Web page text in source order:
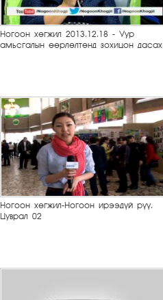
Ногоон хөгжил 2013.12.18 - Уур
амьсгалын өөрлөлтөнд зохицон дасах
Ногоон хөгжил-Ногоон ирээдүй рүү.
Цуврал 02